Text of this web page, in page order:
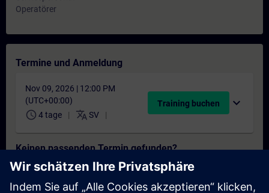
Operatörer
Termine und Anmeldung
Nov 09, 2026 | 12:00 PM
(UTC+00:00)
schedule 4 tage translate SV
Training buchen expand_more
Keinen passenden Termin gefunden?
Setzen Sie sich auf die Interessentenliste und erhalten Sie eine
Benachrichtigung sobald neue Termine verfügbar sind.